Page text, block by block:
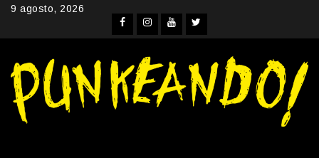
Skip9 agosto, 2026
Facebook
Instagram
YouTube
Twitter